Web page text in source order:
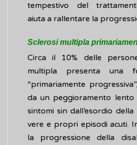
tempestivo del
aiuta a rallentare la
Sclerosi multipla
Circa il 10% delle
multipla presenta una
“primariamente
da un peggioramento lento
sintomi sin dall’esordio
vere e propri episodi acuti.
la progressione della